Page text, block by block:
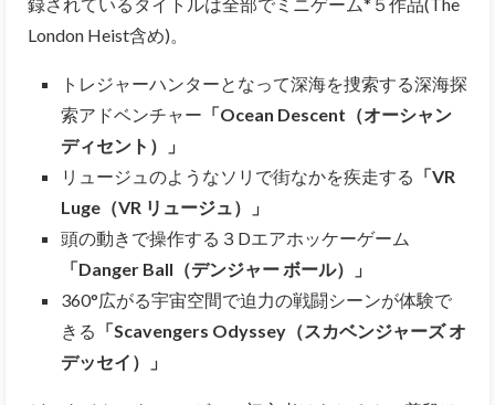
London Heist含め)。
トレジャーハンターとなって深海を捜索する深海探
索アドベンチャー 「Ocean Descent（オーシャン
ディセント）」
リュージュのようなソリで街なかを疾走する 「VR
Luge（VR リュージュ）」
頭の動きで操作する３Dエアホッケーゲーム
「Danger Ball（デンジャー ボール）」
360°広がる宇宙空間で迫力の戦闘シーンが体験で
きる 「Scavengers Odyssey（スカベンジャーズ オ
デッセイ）」